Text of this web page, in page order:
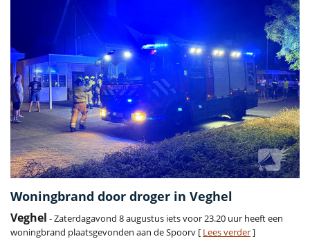
Woningbrand door droger in Veghel
Veghel - Zaterdagavond 8 augustus iets voor 23.20 uur heeft een
woningbrand plaatsgevonden aan de Spoorv [ Lees verder]